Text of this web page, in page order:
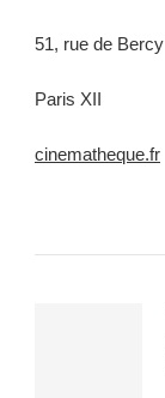
51, rue de Bercy
Paris XII
cinematheque.fr